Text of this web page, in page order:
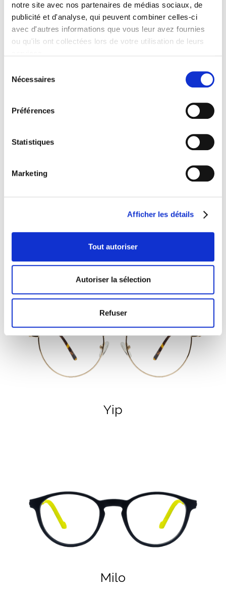
notre site avec nos partenaires de médias sociaux, de
publicité et d'analyse, qui peuvent combiner celles-ci
avec d'autres informations que vous leur avez fournies
ou qu'ils ont collectées lors de votre utilisation de leurs
Nécessaires
Préférences
Statistiques
Marketing
Afficher les détails
Tout autoriser
Autoriser la sélection
Refuser
Peut-être celles-ci vous
Kiani
Yip
Milo